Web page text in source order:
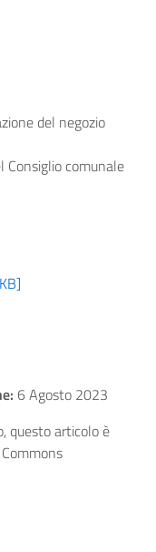
del negozio
comunale
6 Agosto 2023
questo articolo è